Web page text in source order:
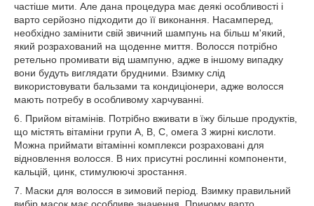
частіше мити. Але дана процедура має деякі особливості і
варто серйозно підходити до її виконання. Насамперед,
необхідно замінити свій звичний шампунь на більш м'який,
який розрахований на щоденне миття. Волосся потрібно
ретельно промивати від шампуню, адже в іншому випадку
вони будуть виглядати брудними. Взимку слід
використовувати бальзами та кондиціонери, адже волосся
мають потребу в особливому харчуванні.
6. Прийом вітамінів. Потрібно вживати в їжу більше продуктів,
що містять вітаміни групи А, В, С, омега 3 жирні кислоти.
Можна приймати вітамінні комплекси розраховані для
відновлення волосся. В них присутні рослинні компоненти,
кальцій, цинк, стимулюючі зростання.
7. Маски для волосся в зимовий період. Взимку правильний